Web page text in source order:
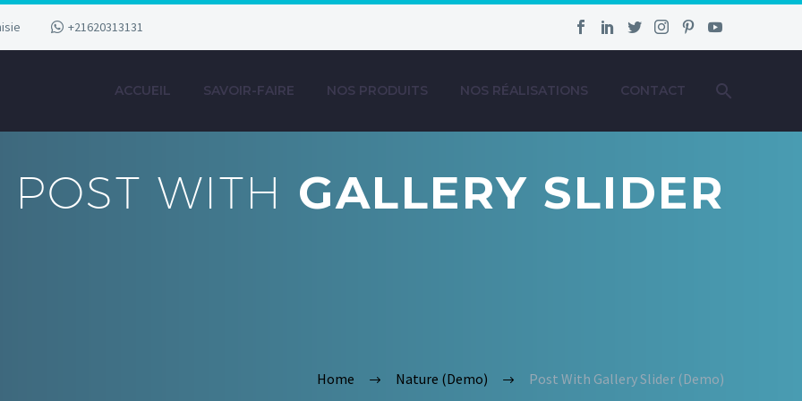
+21620313131
ACCUEIL SAVOIR-FAIRE NOS PRODUITS NOS RÉALISATIONS CONTACT
POST WITH GALLERY SLIDER
Home Nature (Demo) Post With Gallery Slider (Demo)